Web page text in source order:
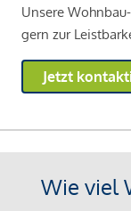
Unsere
gern zur
Jetzt
Wie viel